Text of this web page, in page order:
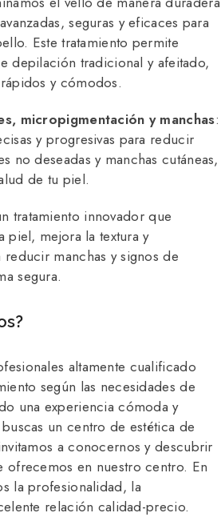
seguras y eficaces para
Este tratamiento permite
depilación tradicional y afeitado,
y cómodos.
micropigmentación y manchas:
y progresivas para reducir
no deseadas y manchas cutáneas,
de tu piel.
tratamiento innovador que
piel, mejora la textura y
manchas y signos de
segura.
altamente cualificado
según las necesidades de
una experiencia cómoda y
un centro de estética de
a conocernos y descubrir
ofrecemos en nuestro centro. En
la profesionalidad, la
relación calidad-precio.